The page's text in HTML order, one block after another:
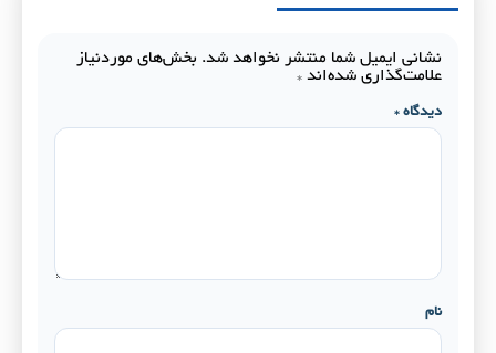
نشانی ایمیل شما منتشر نخواهد شد. بخش‌های موردنیاز
علامت‌گذاری شده‌اند *
دیدگاه *
نام